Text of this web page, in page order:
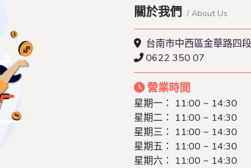
關於我們 / About Us
台南市中西區金華路四
0622 350 07
營業時間
星期一： 11:00 ~ 14:30
星期二： 11:00 ~ 14:30
星期三： 11:00 ~ 14:30
星期五： 11:00 ~ 14:30
星期六： 11:00 ~ 14:30